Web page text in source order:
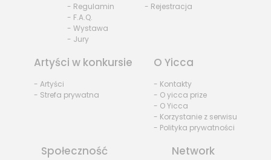
- Regulamin
- F.A.Q.
- Wystawa
- Jury
- Rejestracja
Artyści w konkursie
- Artyści
- Strefa prywatna
O Yicca
- Kontakty
- O yicca prize
- O Yicca
- Korzystanie z serwisu
- Polityka prywatności
Społeczność Network